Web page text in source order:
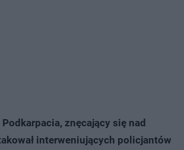
znęcający się nad
interweniujących policjantów